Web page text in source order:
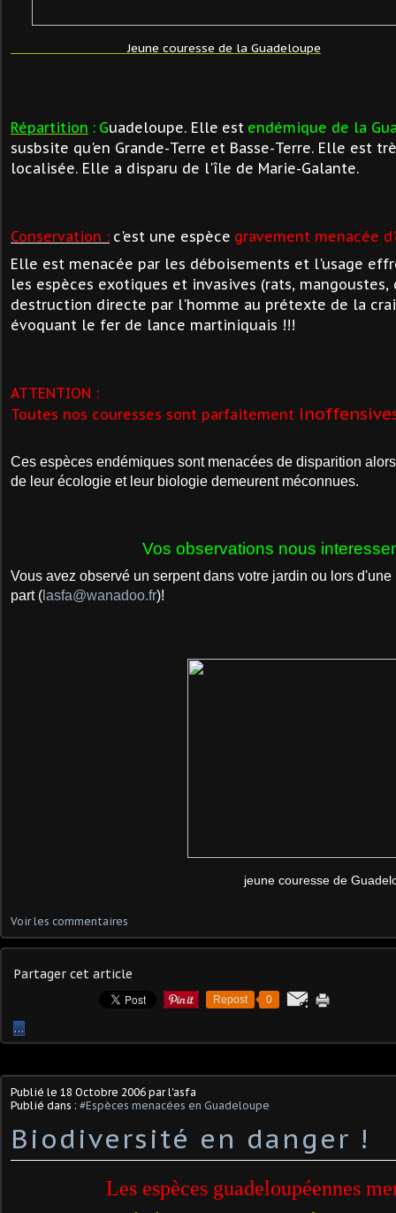
Jeune couresse de la Guadeloupe
Répartition : Guadeloupe. Elle est endémique de la
susbsite qu'en Grande-Terre et Basse-Terre. Elle est
localisée. Elle a disparu de l'île de Marie-Galante.
Conservation : c'est une espèce gravement menacée
Elle est menacée par les déboisements et l'usage
les espèces exotiques et invasives (rats, mangoustes,
destruction directe par l'homme au prétexte de la
évoquant le fer de lance martiniquais !!!
ATTENTION :
Toutes nos couresses sont parfaitement
Ces espèces endémiques sont menacées de disparition
de leur écologie et leur biologie demeurent méconnues.
Vos observations nous
Vous avez observé un serpent dans votre jardin ou lors
part( lasfa@wanadoo.fr)!
jeune couresse de
Voir les commentaires
Partager cet article
Repost 0
…
Publié le 18 Octobre 2006 par l'asfa
Publié dans : #Espèces menacées en Guadeloupe
Biodiversité en danger !
Les espèces guadeloupéennes